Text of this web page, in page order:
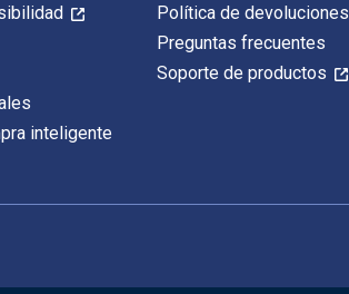
inteligente
Política de devoluciones
Preguntas frecuentes
Soporte de productos